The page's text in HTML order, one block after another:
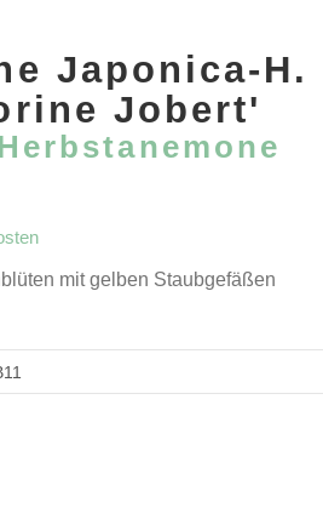
Japonica-H.
Jobert'
mit gelben Staubgefäßen